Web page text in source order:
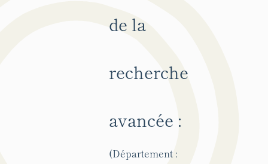
de la
recherche
avancée :
(Département :